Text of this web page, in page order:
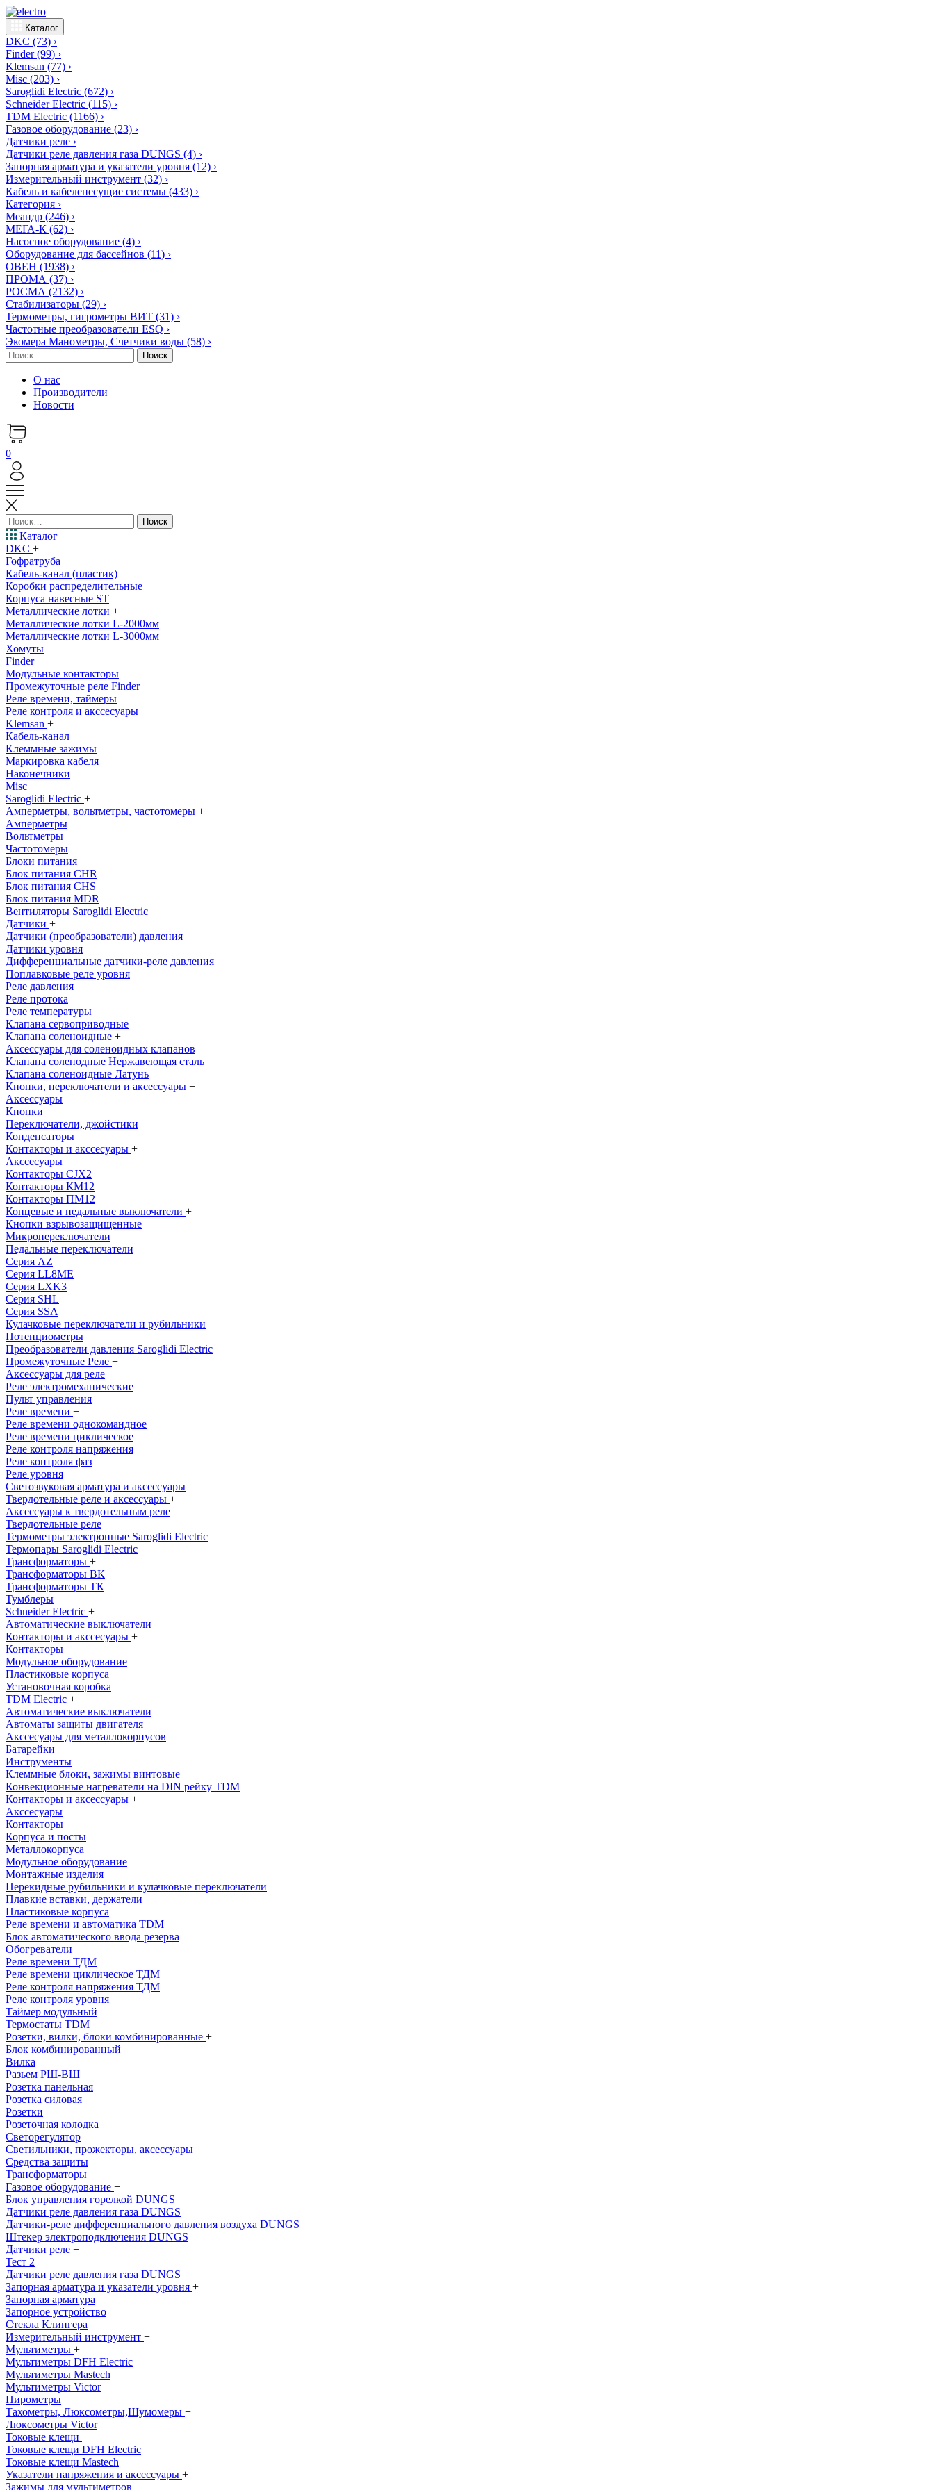
Каталог
DKC (73) ›
Finder(99) ›
Klemsan (77) ›
Misc (203) ›
Saroglidi Electric (672) ›
Schneider Electric (115) ›
TDM Electric (1166) ›
Газовое оборудование (23) ›
Датчики реле ›
Датчики реле давления газа DUNGS (4) ›
Запорная арматура и указатели уровня (12) ›
Измерительный инструмент (32) ›
Кабель и кабеленесущие системы (433) ›
Категория ›
Меандр (246) ›
МЕГА-К (62) ›
Насосное оборудование (4) ›
Оборудование для бассейнов (11) ›
ОВЕН (1938) ›
ПРОМА (37) ›
РОСМА (2132) ›
Стабилизаторы (29) ›
Термометры, гигрометры ВИТ (31) ›
Частотные преобразователи ESQ ›
Экомера Манометры, Счетчики воды (58) ›
Найти:
О нас
Производители
Новости
0
Найти:
Каталог
DKC +
Гофратруба
Кабель-канал (пластик)
Коробки распределительные
Корпуса навесные ST
Металлические лотки +
Металлические лотки L-2000мм
Металлические лотки L-3000мм
Хомуты
Finder+
Модульные контакторы
Промежуточные реле Finder
Реле времени, таймеры
Реле контроля и акссесуары
Klemsan +
Кабель-канал
Клеммные зажимы
Маркировка кабеля
Наконечники
Misc
Saroglidi Electric +
Амперметры, вольтметры, частотомеры +
Амперметры
Вольтметры
Частотомеры
Блоки питания +
Блок питания CHR
Блок питания CHS
Блок питания MDR
Вентиляторы Saroglidi Electric
Датчики +
Датчики (преобразователи) давления
Датчики уровня
Дифференциальные датчики-реле давления
Поплавковые реле уровня
Реле давления
Реле протока
Реле температуры
Клапана сервоприводные
Клапана соленоидные +
Аксессуары для соленоидных клапанов
Клапана соленодные Нержавеющая сталь
Клапана соленоидные Латунь
Кнопки, переключатели и аксессуары +
Аксессуары
Кнопки
Переключатели, джойстики
Конденсаторы
Контакторы и акссесуары +
Акссесуары
Контакторы CJX2
Контакторы КМ12
Контакторы ПМ12
Концевые и педальные выключатели +
Кнопки взрывозащищенные
Микропереключатели
Педальные переключатели
Серия AZ
Серия LL8ME
Серия LXK3
Серия SHL
Серия SSA
Кулачковые переключатели и рубильники
Потенциометры
Преобразователи давления Saroglidi Electric
Промежуточные Реле +
Аксессуары для реле
Реле электромеханические
Пульт управления
Реле времени +
Реле времени однокомандное
Реле времени циклическое
Реле контроля напряжения
Реле контроля фаз
Реле уровня
Светозвуковая арматура и аксессуары
Твердотельные реле и аксессуары +
Аксессуары к твердотельным реле
Твердотельные реле
Термометры электронные Saroglidi Electric
Термопары Saroglidi Electric
Трансформаторы +
Трансформаторы ВК
Трансформаторы ТК
Тумблеры
Schneider Electric +
Автоматические выключатели
Контакторы и акссесуары +
Контакторы
Модульное оборудование
Пластиковые корпуса
Установочная коробка
TDM Electric +
Автоматические выключатели
Автоматы защиты двигателя
Акссесуары для металлокорпусов
Батарейки
Инструменты
Клеммные блоки, зажимы винтовые
Конвекционные нагреватели на DIN рейку TDM
Контакторы и аксессуары +
Акссесуары
Контакторы
Корпуса и посты
Металлокорпуса
Модульное оборудование
Монтажные изделия
Перекидные рубильники и кулачковые переключатели
Плавкие вставки, держатели
Пластиковые корпуса
Реле времени и автоматика TDM +
Блок автоматического ввода резерва
Обогреватели
Реле времени ТДМ
Реле времени циклическое ТДМ
Реле контроля напряжения ТДМ
Реле контроля уровня
Таймер модульный
Термостаты TDM
Розетки, вилки, блоки комбинированные +
Блок комбинированный
Вилка
Разьем РШ-ВШ
Розетка панельная
Розетка силовая
Розетки
Розеточная колодка
Светорегулятор
Светильники, прожекторы, аксессуары
Средства защиты
Трансформаторы
Газовое оборудование +
Блок управления горелкой DUNGS
Датчики реле давления газа DUNGS
Датчики-реле дифференциального давления воздуха DUNGS
Штекер электроподключения DUNGS
Датчики реле +
Тест 2
Датчики реле давления газа DUNGS
Запорная арматура и указатели уровня +
Запорная арматура
Запорное устройство
Стекла Клингера
Измерительный инструмент +
Мультиметры +
Мультиметры DFH Electric
Мультиметры Mastech
Мультиметры Victor
Пирометры
Тахометры, Люксометры,Шумомеры +
Люксометры Victor
Токовые клещи +
Токовые клещи DFH Electric
Токовые клещи Mastech
Указатели напряжения и аксессуары +
Зажимы для мультиметров